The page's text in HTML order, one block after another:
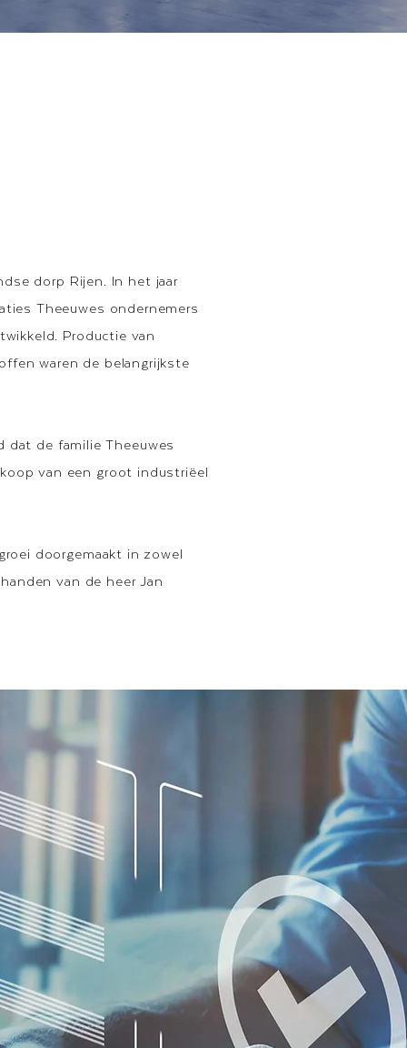
dorp Rijen. In het jaar
Theeuwes ondernemers
Productie van
waren de belangrijkste
de familie Theeuwes
van een groot industriëel
doorgemaakt in zowel
van de heer Jan